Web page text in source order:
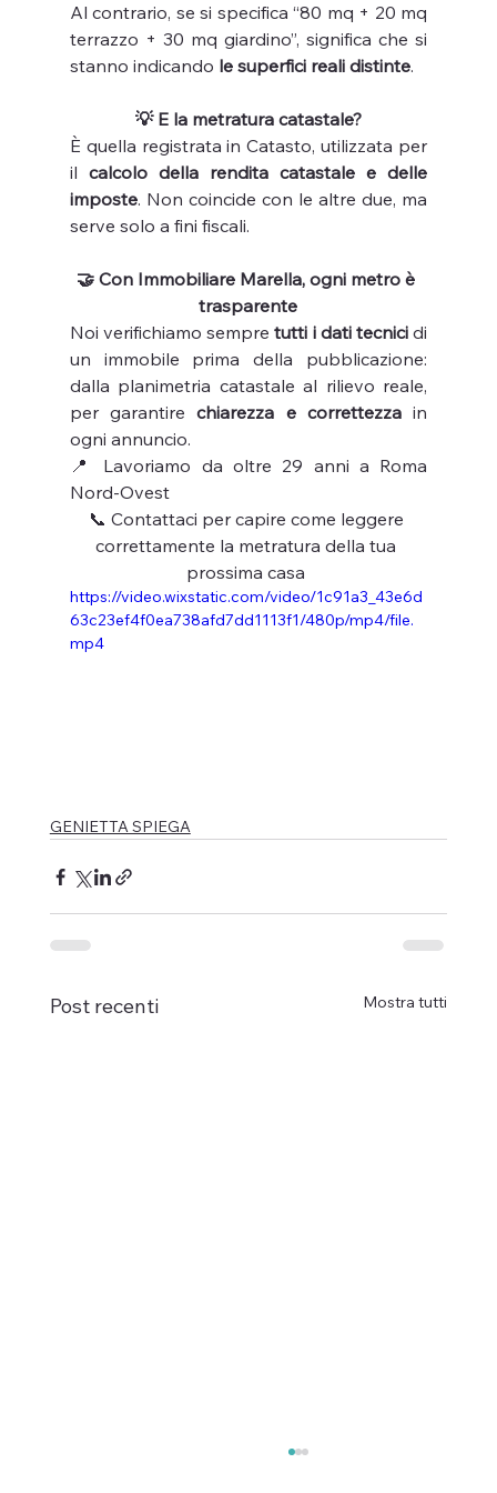
Al contrario, se si specifica “80 mq + 20 mq
terrazzo + 30 mq giardino”, significa che si
stanno indicando le superfici reali distinte.
💡 E la metratura catastale?
È quella registrata in Catasto, utilizzata per
il calcolo della rendita catastale e delle
imposte. Non coincide con le altre due, ma
serve solo a fini fiscali.
🤝 Con Immobiliare Marella, ogni metro è
trasparente
Noi verifichiamo sempre tutti i dati tecnici di
un immobile prima della pubblicazione:
dalla planimetria catastale al rilievo reale,
per garantire chiarezza e correttezza in
ogni annuncio.
📍 Lavoriamo da oltre 29 anni a Roma
Nord-Ovest
📞 Contattaci per capire come leggere
correttamente la metratura della tua
prossima casa
https://video.wixstatic.com/video/1c91a3_43e6d
63c23ef4f0ea738afd7dd1113f1/480p/mp4/file.
mp4
GENIETTA SPIEGA
Post recenti Mostra tutti